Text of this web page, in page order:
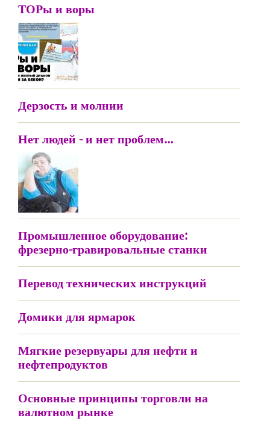
ТОРы и воры
Дерзость и молнии
Нет людей - и нет проблем…
Промышленное оборудование:
фрезерно-гравировальные станки
Перевод технических инструкций
Домики для ярмарок
Мягкие резервуары для нефти и
нефтепродуктов
Основные принципы торговли на
валютном рынке